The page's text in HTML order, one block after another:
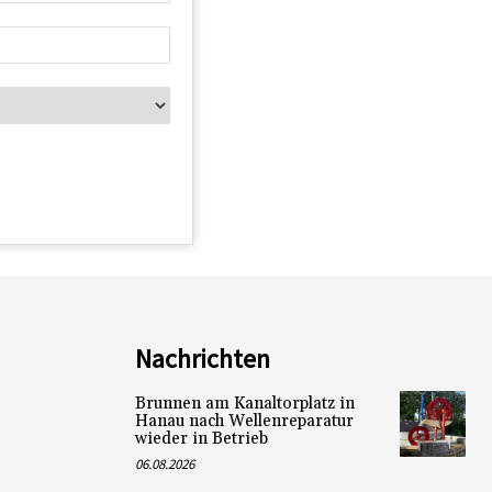
Nachrichten
Brunnen am Kanaltorplatz in
Hanau nach Wellenreparatur
wieder in Betrieb
06.08.2026